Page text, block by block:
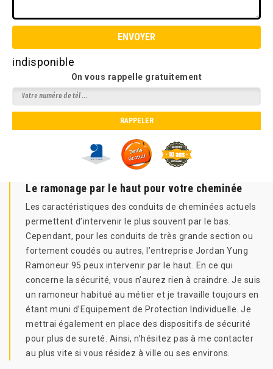
indisponible
On vous rappelle gratuitement
Le ramonage par le haut pour votre cheminée
Les caractéristiques des conduits de cheminées actuels
permettent d’intervenir le plus souvent par le bas.
Cependant, pour les conduits de très grande section ou
fortement coudés ou autres, l’entreprise Jordan Yung
Ramoneur 95 peux intervenir par le haut. En ce qui
concerne la sécurité, vous n’aurez rien à craindre. Je suis
un ramoneur habitué au métier et je travaille toujours en
étant muni d’Equipement de Protection Individuelle. Je
mettrai également en place des dispositifs de sécurité
pour plus de sureté. Ainsi, n’hésitez pas à me contacter
au plus vite si vous résidez à ville ou ses environs.